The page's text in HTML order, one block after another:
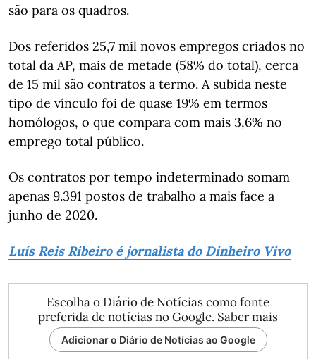
são para os quadros.
Dos referidos 25,7 mil novos empregos criados no
total da AP, mais de metade (58% do total), cerca
de 15 mil são contratos a termo. A subida neste
tipo de vínculo foi de quase 19% em termos
homólogos, o que compara com mais 3,6% no
emprego total público.
Os contratos por tempo indeterminado somam
apenas 9.391 postos de trabalho a mais face a
junho de 2020.
Luís Reis Ribeiro é jornalista do Dinheiro Vivo
Escolha o Diário de Notícias como fonte
preferida de notícias no Google. Saber mais
Adicionar o Diário de Notícias ao Google